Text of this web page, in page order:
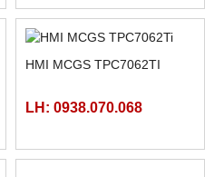
FATEK FBS-32MCR2-AC,
FBS-32MCT2-AC